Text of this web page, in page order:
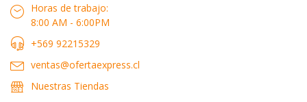
Horas de trabajo:
8:00 AM - 6:00PM
+569 92215329
ventas@ofertaexpress.cl
Nuestras Tiendas